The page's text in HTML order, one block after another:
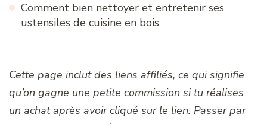
Comment bien nettoyer et entretenir ses
ustensiles de cuisine en bois
Cette page inclut des liens affiliés, ce qui signifie
qu’on gagne une petite commission si tu réalises
un achat après avoir cliqué sur le lien. Passer par